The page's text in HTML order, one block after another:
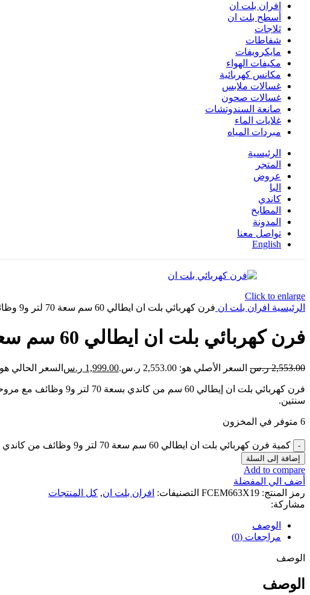
افران بلت ان
أسطح بلت ان
ثلاجات
شفاطات
مايكرويفات
مكيفات الهواء
مكانس كهربائية
غسالات ملابس
غسالات صحون
صانعة السندوتشات
غلايات الماء
مبردات المياه
الرئيسية
المتجر
عروض
البا
كاندي
المطابخ
المدونة
تواصل معنا
English
Click to enlarge
الرئيسية افران بلت ان فرن كهربائي بلت ان ايطالي 60 سم سعة 70 لتر و9 وظائف من كاندي
فرن كهربائي بلت ان ايطالي 60 سم سعة 70 لتر و9 وظائف من كاندي
2,553.00 ر.س السعر الأصلي هو: 2,553.00 ر.س. 1,999.00 ر.س السعر الحالي هو: 1,999.00
فرن كهربائي بلت ان​
سنتين.
6 متوفر في المخزون
كمية فرن كهربائي بلت ان ايطالي 60 سم سعة 70 لتر و9 وظائف من كاندي
إضافة إلى السلة
Add to compare
أضف الي المفضلة
رمز المنتج: FCEM663X19 التصنيفات: افران بلت ان, كل المنتجات
مشاركة:
الوصف
مراجعات (0)
الوصف
الوصف